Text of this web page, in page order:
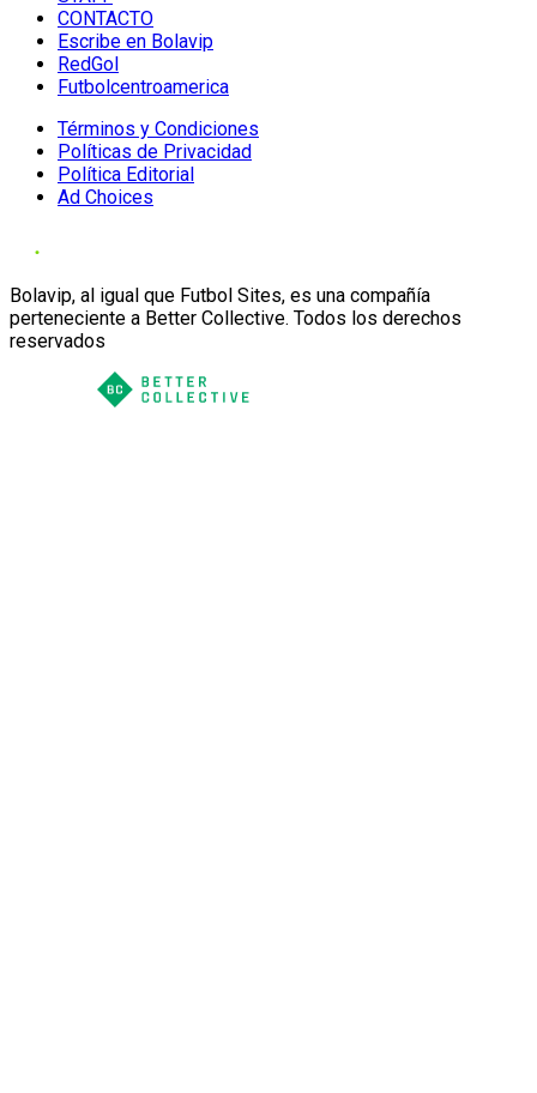
CONTACTO
Escribe en Bolavip
RedGol
Futbolcentroamerica
Términos y Condiciones
Políticas de Privacidad
Política Editorial
Ad Choices
Bolavip, al igual que Futbol Sites, es una compañía
perteneciente a Better Collective. Todos los derechos
reservados